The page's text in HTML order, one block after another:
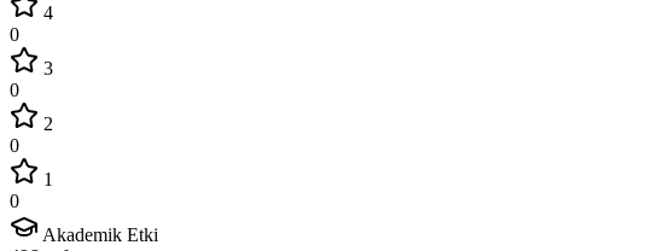
4
0
3
0
2
0
1
0
Akademik Etki